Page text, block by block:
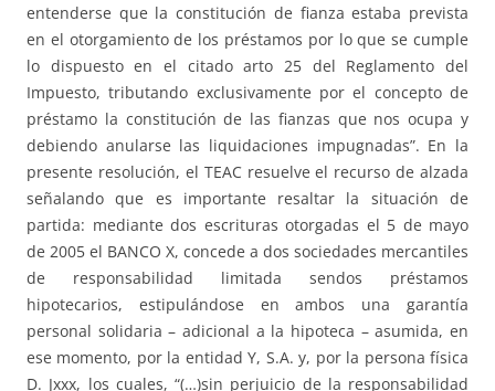
entenderse que la constitución de fianza estaba prevista
en el otorgamiento de los préstamos por lo que se cumple
lo dispuesto en el citado arto 25 del Reglamento del
Impuesto, tributando exclusivamente por el concepto de
préstamo la constitución de las fianzas que nos ocupa y
debiendo anularse las liquidaciones impugnadas”. En la
presente resolución, el TEAC resuelve el recurso de alzada
señalando que es importante resaltar la situación de
partida: mediante dos escrituras otorgadas el 5 de mayo
de 2005 el BANCO X, concede a dos sociedades mercantiles
de responsabilidad limitada sendos préstamos
hipotecarios, estipulándose en ambos una garantía
personal solidaria – adicional a la hipoteca – asumida, en
ese momento, por la entidad Y, S.A. y, por la persona física
D. Jxxx, los cuales, “(…)sin perjuicio de la responsabilidad